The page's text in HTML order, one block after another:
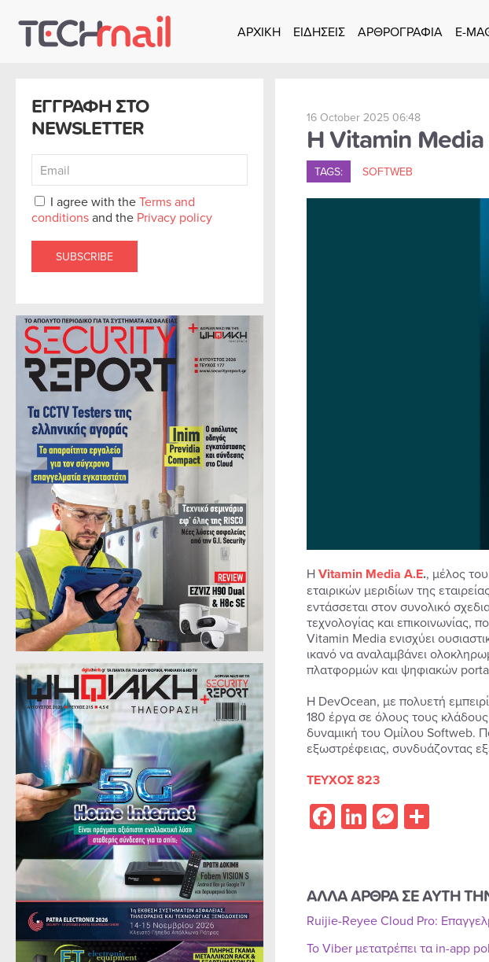
Skip to main content
ΑΡΧΙΚΗ ΕΙΔΗΣΕΙΣ ΑΡΘΡΟΓΡΑΦΙΑ E-
ΕΓΓΡΑΦΗ ΣΤΟ
NEWSLETTER
I agree with theTerms and
conditionsand the Privacy policy
SUBSCRIBE
16 October 2025 06:48
Η Vitamin Media
TAGS: SOFTWEB
ΗVitamin Media Α.Ε., μέλος του
εταιρικών μεριδίων της
εντάσσεται στον συνολικό
τεχνολογίας και επικοινωνίας,
Vitamin Media ενισχύει
ικανό να αναλαμβάνει
πλατφορμών και ψηφιακών
Η DevOcean, με πολυετή
180 έργα σε όλους τους κλάδους
δυναμική του Ομίλου Softweb.
εξωστρέφειας, συνδυάζοντας
ΤΕΥΧΟΣ 823
Facebook
LinkedInShare
ΑΛΛΑ ΑΡΘΡΑ ΣΕ ΑΥΤΗ
Ruijie-Reyee Cloud Pro:
Το Viber μετατρέπει τα in-app